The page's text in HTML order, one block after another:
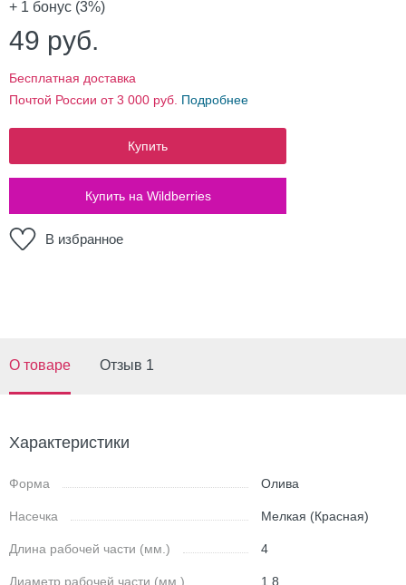
+ 1 бонус (3%)
49 руб.
Бесплатная доставка
Почтой России от 3 000 руб. Подробнее
Купить
Купить на Wildberries
В избранное
О товаре Отзыв 1
Характеристики
Форма Олива
Насечка Мелкая (Красная)
Длина рабочей части (мм.) 4
Диаметр рабочей части (мм.) 1,8